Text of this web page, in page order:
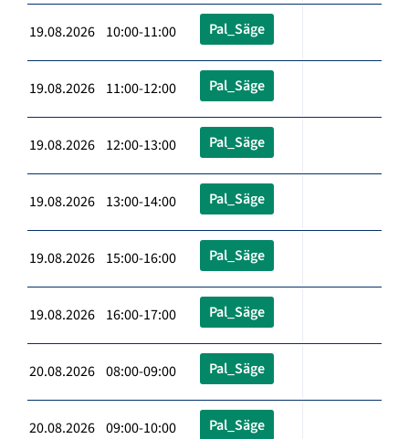
19.08.2026 10:00-11:00 Pal_Säge
19.08.2026 11:00-12:00 Pal_Säge
19.08.2026 12:00-13:00 Pal_Säge
19.08.2026 13:00-14:00 Pal_Säge
19.08.2026 15:00-16:00 Pal_Säge
19.08.2026 16:00-17:00 Pal_Säge
20.08.2026 08:00-09:00 Pal_Säge
20.08.2026 09:00-10:00 Pal_Säge